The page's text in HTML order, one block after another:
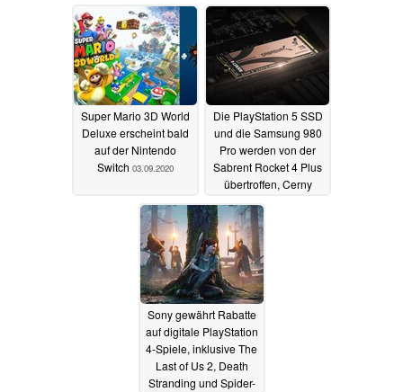
Super Mario 3D World
Deluxe erscheint bald
auf der Nintendo
Switch 03.09.2020
Die PlayStation 5 SSD
und die Samsung 980
Pro werden von der
Sabrent Rocket 4 Plus
übertroffen, Cerny
empfiehlt mit dem Kauf
zu warten
Sony gewährt Rabatte
auf digitale PlayStation
4-Spiele, inklusive The
Last of Us 2, Death
Stranding und Spider-